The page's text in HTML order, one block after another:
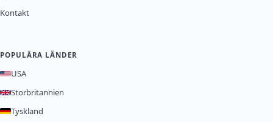
Kontakt
POPULÄRA LÄNDER
USA
Storbritannien
Tyskland